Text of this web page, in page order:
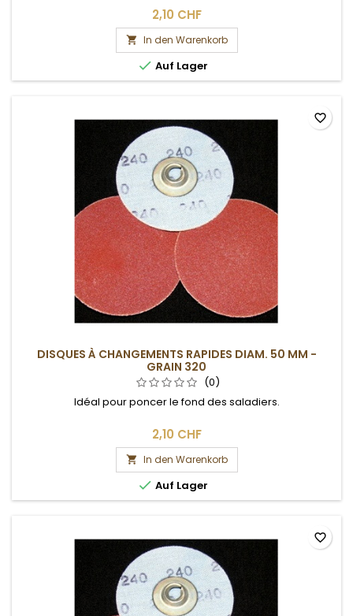
2,10 CHF
 In den Warenkorb
 Auf Lager
DISQUES À CHANGEMENTS RAPIDES DIAM. 50 MM -
GRAIN 320
(0)
Idéal pour poncer le fond des saladiers.
2,10 CHF
 In den Warenkorb
 Auf Lager
favorite_border
favorite_border